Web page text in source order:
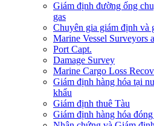
Giám định đường ống
gas
Chuyên gia giám định và
Marine Vessel Surveyors
Port Capt.
Damage Survey
Marine Cargo Loss
Giám định hàng hóa tại
khẩu
Giám định thuê Tàu
Giám định hàng hóa